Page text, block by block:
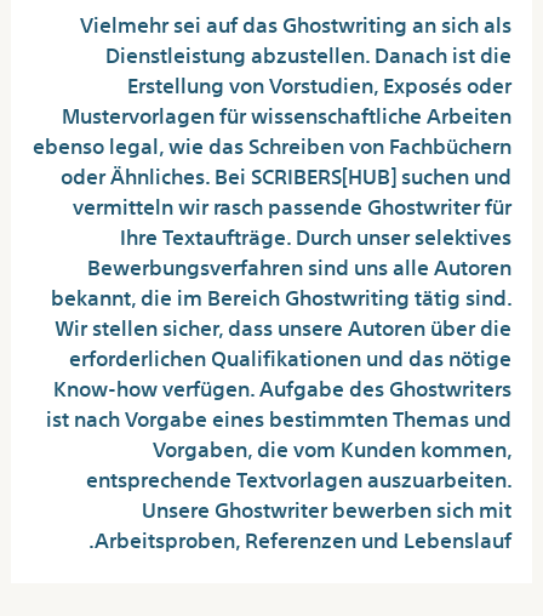
Vielmehr sei auf das Ghostwriting an sich als
Dienstleistung abzustellen. Danach ist die
Erstellung von Vorstudien, Exposés oder
Mustervorlagen für wissenschaftliche Arbeiten
ebenso legal, wie das Schreiben von Fachbüchern
oder Ähnliches. Bei SCRIBERS[HUB] suchen und
vermitteln wir rasch passende Ghostwriter für
Ihre Textaufträge. Durch unser selektives
Bewerbungsverfahren sind uns alle Autoren
bekannt, die im Bereich Ghostwriting tätig sind.
Wir stellen sicher, dass unsere Autoren über die
erforderlichen Qualifikationen und das nötige
Know-how verfügen. Aufgabe des Ghostwriters
ist nach Vorgabe eines bestimmten Themas und
Vorgaben, die vom Kunden kommen,
entsprechende Textvorlagen auszuarbeiten.
Unsere Ghostwriter bewerben sich mit
Arbeitsproben, Referenzen und Lebenslauf.